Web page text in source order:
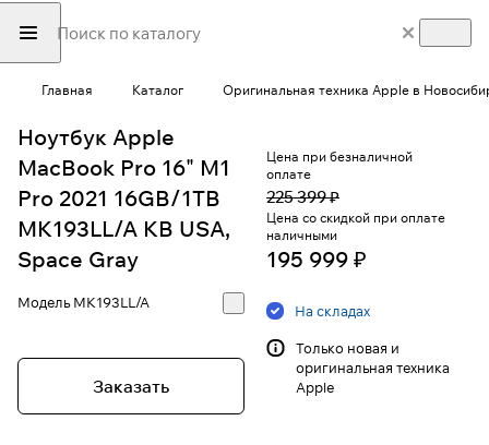
Главная Каталог Оригинальная техника Apple в
Ноутбук Apple
MacBook Pro 16" M1
Pro 2021 16GB/1TB
MK193LL/A KB USA,
Space Gray
МодельMK193LL/A
Заказать
Цена при безналичной
оплате
225 399 ₽
Цена со скидкой при оплате
наличными
195 999 ₽
На складах
Только новая и
оригинальная техника
Apple